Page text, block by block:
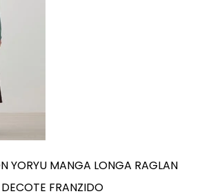
YORYU MANGA LONGA RAGLAN
FRANZIDO